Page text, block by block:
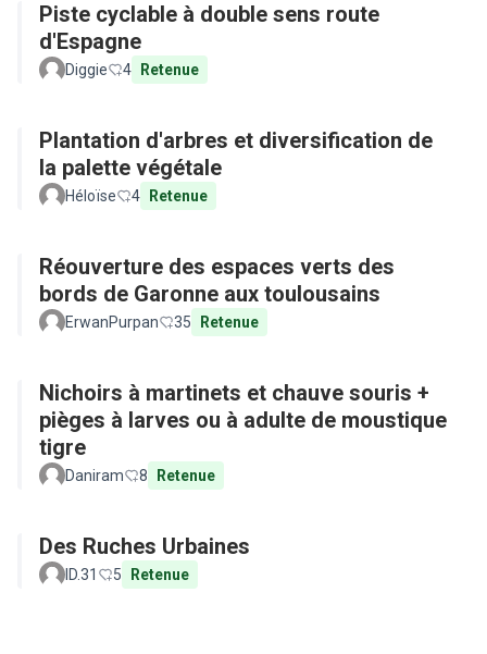
Piste cyclable à double sens route
d'Espagne
Diggie 4 Retenue
Plantation d'arbres et diversification de
la palette végétale
Héloïse 4 Retenue
Réouverture des espaces verts des
bords de Garonne aux toulousains
ErwanPurpan 35 Retenue
Nichoirs à martinets et chauve souris +
pièges à larves ou à adulte de moustique
tigre
Daniram 8 Retenue
Des Ruches Urbaines
ID.31 5 Retenue